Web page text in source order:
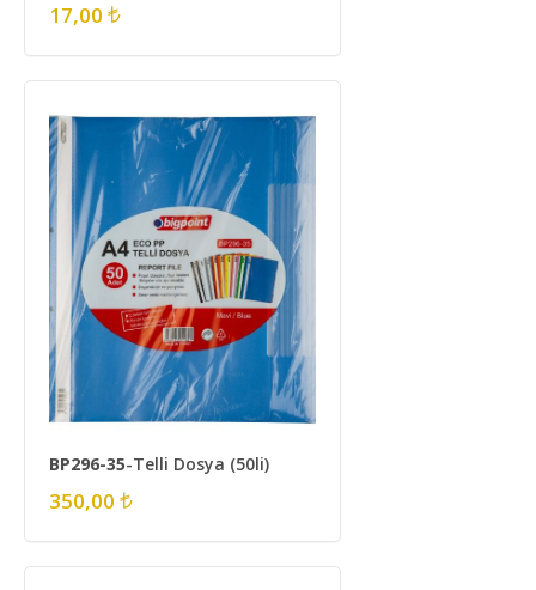
17,00
BP296-35-Telli Dosya (50li)
350,00